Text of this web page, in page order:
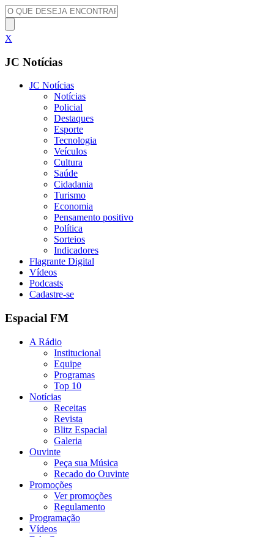
X
JC Notícias
JC Notícias
Notícias
Policial
Destaques
Esporte
Tecnologia
Veículos
Cultura
Saúde
Cidadania
Turismo
Economia
Pensamento positivo
Política
Sorteios
Indicadores
Flagrante Digital
Vídeos
Podcasts
Cadastre-se
Espacial FM
A Rádio
Institucional
Equipe
Programas
Top 10
Notícias
Receitas
Revista
Blitz Espacial
Galeria
Ouvinte
Peça sua Música
Recado do Ouvinte
Promoções
Ver promoções
Regulamento
Programação
Vídeos